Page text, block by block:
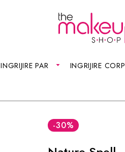
INGRIJIRE PAR INGRIJIRE CORP
-30%